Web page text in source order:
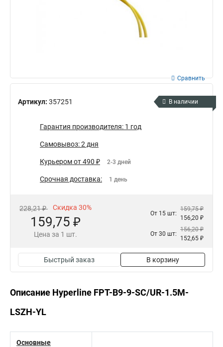
Артикул: 357251
Сравнить
В наличии
Гарантия производителя: 1 год
Самовывоз: 2 дня
Курьером от 490 ₽ 2-3 дней
Срочная доставка: 1 день
228,21 ₽ Скидка 30%
159,75 ₽
Цена за 1 шт.
От 15 шт:
159,75 ₽
156,20 ₽
От 30 шт:
156,20 ₽
152,65 ₽
Быстрый заказ В корзину
Описание Hyperline FPT-B9-9-SC/UR-1.5M-
LSZH-YL
Основные